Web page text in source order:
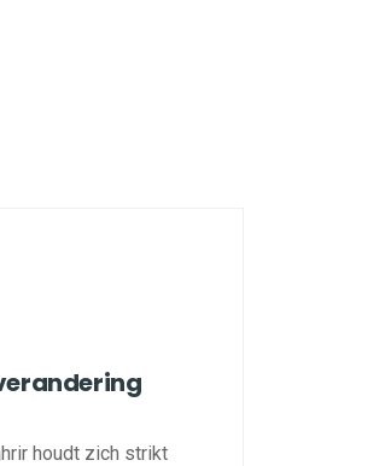
houdt zich strikt